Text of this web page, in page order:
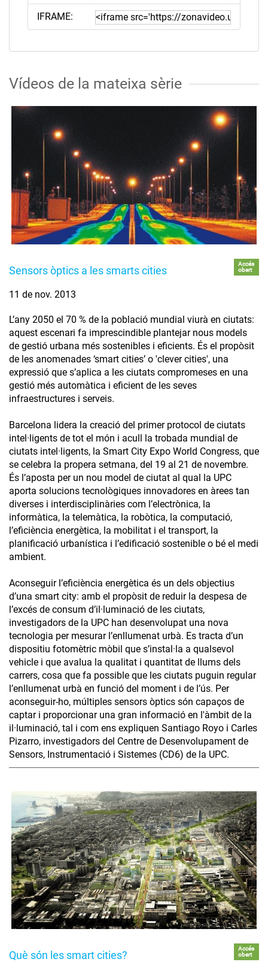
IFRAME:
Vídeos de la mateixa sèrie
Sensors òptics a les smarts cities
Accés
obert
11 de nov. 2013
L’any 2050 el 70 % de la població mundial viurà en ciutats:
aquest escenari fa imprescindible plantejar nous models
de gestió urbana més sostenibles i eficients. És el propòsit
de les anomenades ‘smart cities’ o 'clever cities', una
expressió que s’aplica a les ciutats compromeses en una
gestió més automàtica i eficient de les seves
infraestructures i serveis.
Barcelona lidera la creació del primer protocol de ciutats
intel·ligents de tot el món i acull la trobada mundial de
ciutats intel·ligents, la Smart City Expo World Congress, que
se celebra la propera setmana, del 19 al 21 de novembre.
És l’aposta per un nou model de ciutat al qual la UPC
aporta solucions tecnològiques innovadores en àrees tan
diverses i interdisciplinàries com l’electrònica, la
informàtica, la telemàtica, la robòtica, la computació,
l’eficiència energètica, la mobilitat i el transport, la
planificació urbanística i l’edificació sostenible o bé el medi
ambient.
Aconseguir l’eficiència energètica és un dels objectius
d’una smart city: amb el propòsit de reduir la despesa de
l’excés de consum d’il·luminació de les ciutats,
investigadors de la UPC han desenvolupat una nova
tecnologia per mesurar l’enllumenat urbà. Es tracta d’un
dispositiu fotomètric mòbil que s’instal·la a qualsevol
vehicle i que avalua la qualitat i quantitat de llums dels
carrers, cosa que fa possible que les ciutats puguin regular
l’enllumenat urbà en funció del moment i de l’ús. Per
aconseguir-ho, múltiples sensors òptics són capaços de
captar i proporcionar una gran informació en l'àmbit de la
il·luminació, tal i com ens expliquen Santiago Royo i Carles
Pizarro, investigadors del Centre de Desenvolupament de
Sensors, Instrumentació i Sistemes (CD6) de la UPC.
Què són les smart cities?
Accés
obert